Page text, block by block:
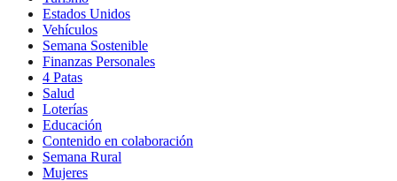
Estados Unidos
Vehículos
Semana Sostenible
Finanzas Personales
4 Patas
Salud
Loterías
Educación
Contenido en colaboración
Semana Rural
Mujeres